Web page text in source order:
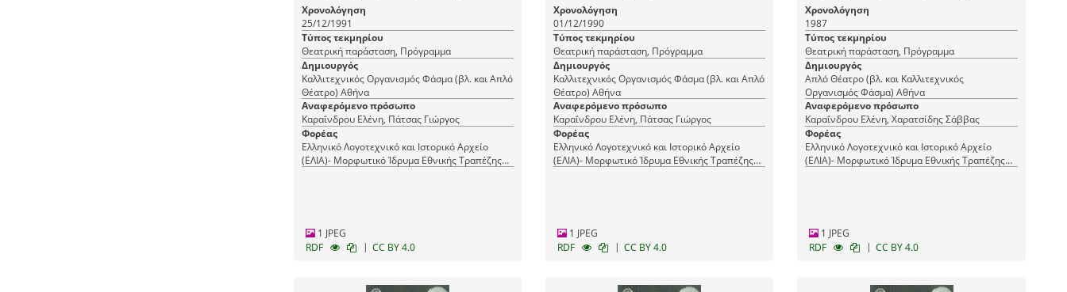
Χρονολόγηση
25/12/1991
Τύπος τεκμηρίου
Θεατρική παράσταση, Πρόγραμμα
Δημιουργός
Καλλιτεχνικός Οργανισμός Φάσμα (βλ. και Απλό
Θέατρο) Αθήνα
Αναφερόμενο πρόσωπο
Καραΐνδρου Ελένη, Πάτσας Γιώργος
Φορέας
Ελληνικό Λογοτεχνικό και Ιστορικό Αρχείο
(ΕΛΙΑ)- Μορφωτικό Ίδρυμα Εθνικής Τραπέζης
1 JPEG
RDF
| CC BY 4.0
Χρονολόγηση
01/12/1990
Τύπος τεκμηρίου
Θεατρική παράσταση, Πρόγραμμα
Δημιουργός
Καλλιτεχνικός Οργανισμός Φάσμα (βλ. και Απλό
Θέατρο) Αθήνα
Αναφερόμενο πρόσωπο
Καραΐνδρου Ελένη, Πάτσας Γιώργος
Φορέας
Ελληνικό Λογοτεχνικό και Ιστορικό Αρχείο
(ΕΛΙΑ)- Μορφωτικό Ίδρυμα Εθνικής Τραπέζης
1 JPEG
RDF
| CC BY 4.0
Χρονολόγηση
1987
Τύπος τεκμηρίου
Θεατρική παράσταση, Πρόγραμμα
Δημιουργός
Απλό Θέατρο (βλ. και Καλλιτεχνικός
Οργανισμός Φάσμα) Αθήνα
Αναφερόμενο πρόσωπο
Καραΐνδρου Ελένη, Χαρατσίδης Σάββας
Φορέας
Ελληνικό Λογοτεχνικό και Ιστορικό Αρχείο
(ΕΛΙΑ)- Μορφωτικό Ίδρυμα Εθνικής Τραπέζης
1 JPEG
RDF
| CC BY 4.0